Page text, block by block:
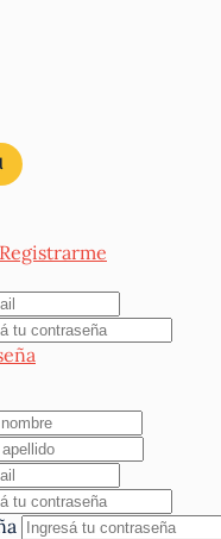
Registrarme